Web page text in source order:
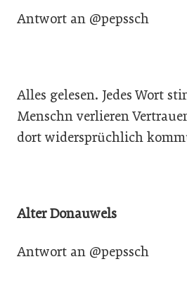
Antwort an @pepssch
Alles gelesen. Jedes Wort
Menschn verlieren
dort widersprüchlich
Alter Donauwels
Antwort an @pepssch